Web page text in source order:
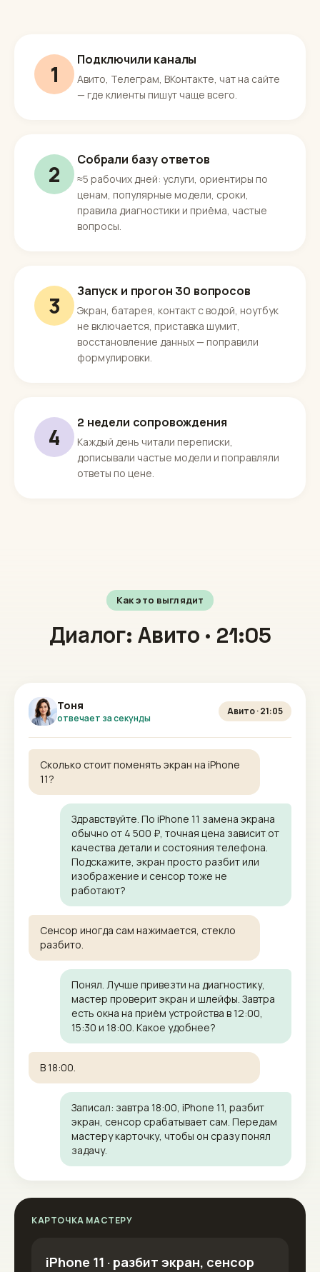
1
Подключили каналы
Авито, Телеграм, ВКонтакте, чат на сайте
— где клиенты пишут чаще всего.
2
Собрали базу ответов
≈5 рабочих дней: услуги, ориентиры по
ценам, популярные модели, сроки,
правила диагностики и приёма, частые
вопросы.
3
Запуск и прогон 30 вопросов
Экран, батарея, контакт с водой, ноутбук
не включается, приставка шумит,
восстановление данных — поправили
формулировки.
4
2 недели сопровождения
Каждый день читали переписки,
дописывали частые модели и поправляли
ответы по цене.
Как это выглядит
Диалог: Авито · 21:05
Тоня
отвечает за секунды
Авито · 21:05
Сколько стоит поменять экран на iPhone
11?
Здравствуйте. По iPhone 11 замена экрана
обычно от 4 500 ₽, точная цена зависит от
качества детали и состояния телефона.
Подскажите, экран просто разбит или
изображение и сенсор тоже не
работают?
Сенсор иногда сам нажимается, стекло
разбито.
Понял. Лучше привезти на диагностику,
мастер проверит экран и шлейфы. Завтра
есть окна на приём устройства в 12:00,
15:30 и 18:00. Какое удобнее?
В 18:00.
Записал: завтра 18:00, iPhone 11, разбит
экран, сенсор срабатывает сам. Передам
мастеру карточку, чтобы он сразу понял
задачу.
КАРТОЧКА МАСТЕРУ
iPhone 11 · разбит экран, сенсор